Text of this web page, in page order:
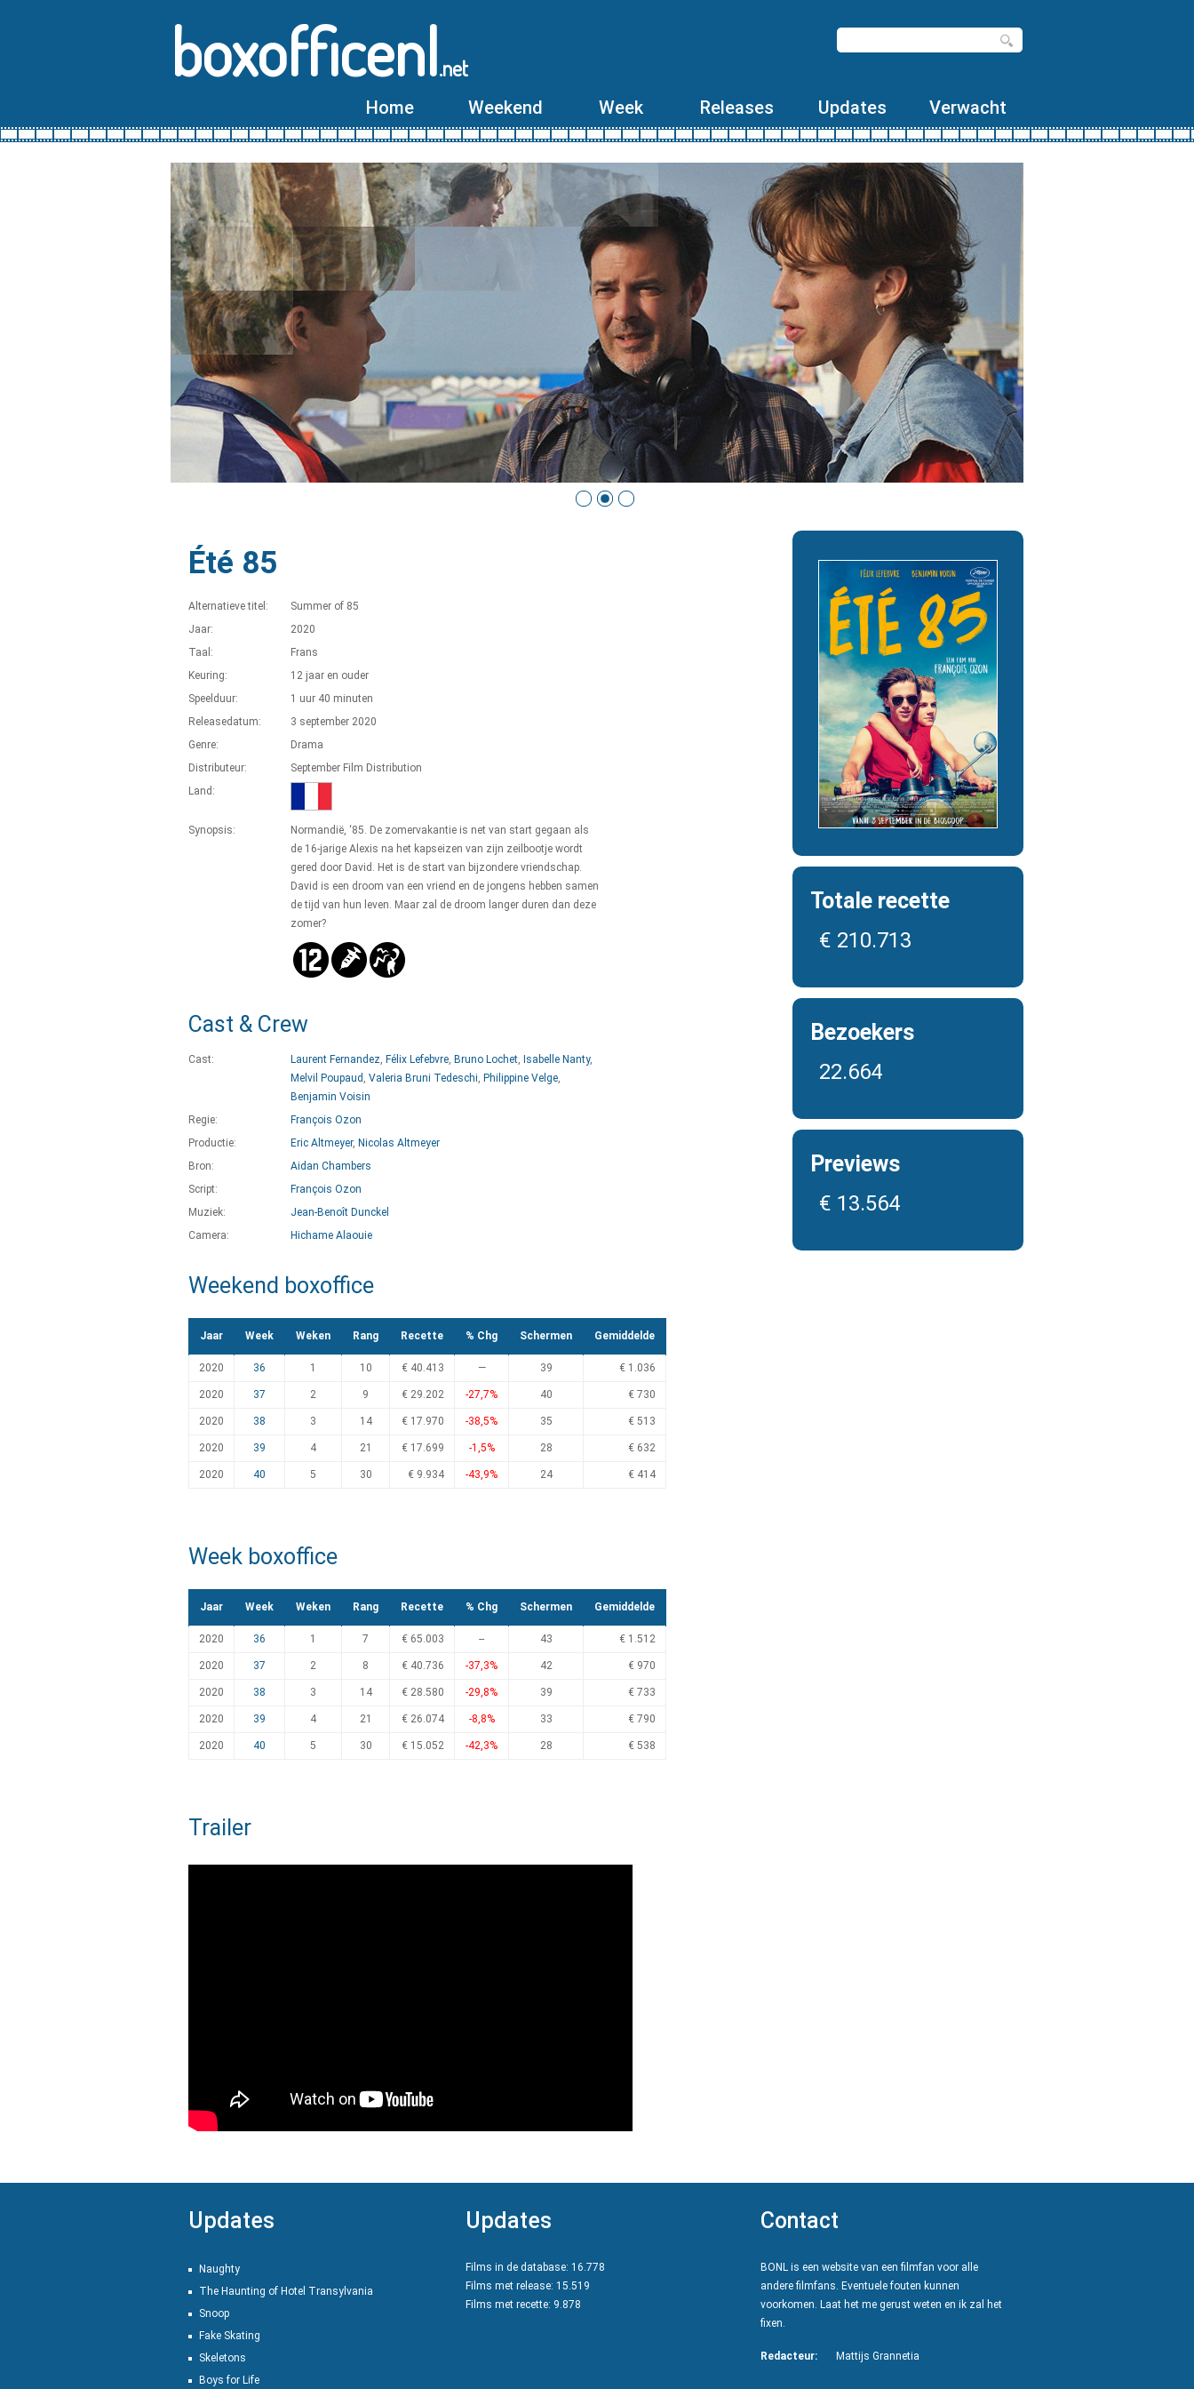
boxofficenl.net
Home Weekend Week Releases Updates Verwacht
Été 85
Alternatieve titel:
Summer of 85
Jaar:
2020
Taal:
Frans
Keuring:
12 jaar en ouder
Speelduur:
1 uur 40 minuten
Releasedatum:
3 september 2020
Genre:
Drama
Distributeur:
September Film Distribution
Land:
Synopsis:
Normandië, ‘85. De zomervakantie is net van start gegaan als
de 16-jarige Alexis na het kapseizen van zijn zeilbootje wordt
gered door David. Het is de start van bijzondere vriendschap.
David is een droom van een vriend en de jongens hebben samen
de tijd van hun leven. Maar zal de droom langer duren dan deze
zomer?
Cast & Crew
Cast: Laurent Fernandez, Félix Lefebvre, Bruno Lochet, Isabelle Nanty,
Melvil Poupaud , Valeria Bruni Tedeschi, Philippine Velge,
Benjamin Voisin
Regie:
François Ozon
Productie:
Eric Altmeyer, Nicolas Altmeyer
Bron:
Aidan Chambers
Script:
François Ozon
Muziek:
Jean-Benoît Dunckel
Camera:
Hichame Alaouie
Weekend boxoffice
Jaar Week Weken Rang Recette % Chg Schermen Gemiddelde
2020 36 1 10 € 40.413 — 39 € 1.036
2020 37 2 9 € 29.202 -27,7% 40 € 730
2020 38 3 14 € 17.970 -38,5% 35 € 513
2020 39 4 21 € 17.699 -1,5% 28 € 632
2020 40 5 30 € 9.934 -43,9% 24 € 414
Week boxoffice
Jaar Week Weken Rang Recette % Chg Schermen Gemiddelde
2020 36 1 7 € 65.003 -- 43 € 1.512
2020 37 2 8 € 40.736 -37,3% 42 € 970
2020 38 3 14 € 28.580 -29,8% 39 € 733
2020 39 4 21 € 26.074 -8,8% 33 € 790
2020 40 5 30 € 15.052 -42,3% 28 € 538
Trailer
Totale recette
€ 210.713
Bezoekers
22.664
Previews
€ 13.564
Updates
Naughty
The Haunting of Hotel Transylvania
Snoop
Fake Skating
Skeletons
Boys for Life
Updates
Films in de database: 16.778
Films met release: 15.519
Films met recette: 9.878
Contact
BONL is een website van een filmfan voor alle
andere filmfans. Eventuele fouten kunnen
voorkomen. Laat het me gerust weten en ik zal het
fixen.
Redacteur: Mattijs Grannetia